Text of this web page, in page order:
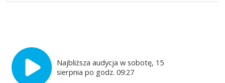
Najbliższa audycja w sobotę, 15
sierpnia po godz. 09:27